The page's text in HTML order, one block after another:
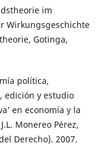
im
Wirkungsgeschichte
Gotinga,
política,
edición y estudio
en economía y la
Monereo Pérez,
Derecho). 2007.